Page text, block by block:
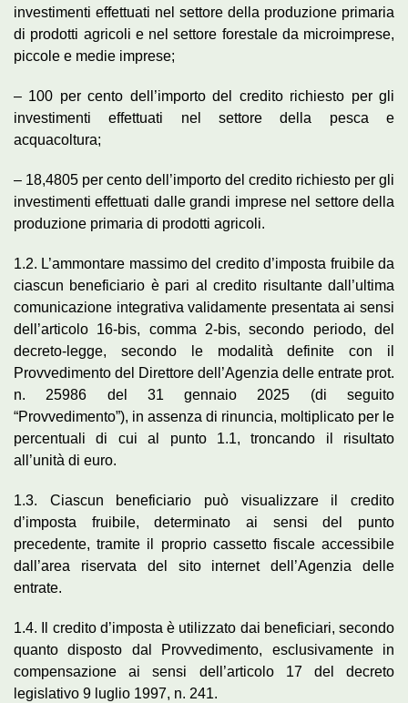
investimenti effettuati nel settore della produzione primaria
di prodotti agricoli e nel settore forestale da microimprese,
piccole e medie imprese;
– 100 per cento dell’importo del credito richiesto per gli
investimenti effettuati nel settore della pesca e
acquacoltura;
– 18,4805 per cento dell’importo del credito richiesto per gli
investimenti effettuati dalle grandi imprese nel settore della
produzione primaria di prodotti agricoli.
1.2. L’ammontare massimo del credito d’imposta fruibile da
ciascun beneficiario è pari al credito risultante dall’ultima
comunicazione integrativa validamente presentata ai sensi
dell’articolo 16-bis, comma 2-bis, secondo periodo, del
decreto-legge, secondo le modalità definite con il
Provvedimento del Direttore dell’Agenzia delle entrate prot.
n. 25986 del 31 gennaio 2025 (di seguito
“Provvedimento”), in assenza di rinuncia, moltiplicato per le
percentuali di cui al punto 1.1, troncando il risultato
all’unità di euro.
1.3. Ciascun beneficiario può visualizzare il credito
d’imposta fruibile, determinato ai sensi del punto
precedente, tramite il proprio cassetto fiscale accessibile
dall’area riservata del sito internet dell’Agenzia delle
entrate.
1.4. Il credito d’imposta è utilizzato dai beneficiari, secondo
quanto disposto dal Provvedimento, esclusivamente in
compensazione ai sensi dell’articolo 17 del decreto
legislativo 9 luglio 1997, n. 241.